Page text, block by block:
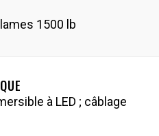
1500 lb
à LED ; câblage